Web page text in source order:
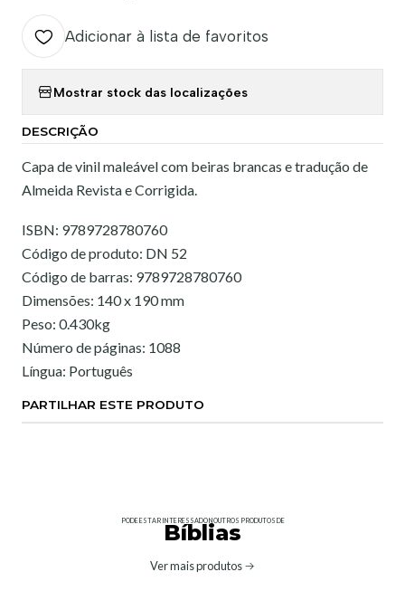
Adicionar à lista de favoritos
Mostrar stock das localizações
DESCRIÇÃO
Capa de vinil maleável com beiras brancas e tradução de
Almeida Revista e Corrigida.
ISBN: 9789728780760
Código de produto: DN 52
Código de barras: 9789728780760
Dimensões: 140 x 190 mm
Peso: 0.430kg
Número de páginas: 1088
Língua: Português
PARTILHAR ESTE PRODUTO
PODE ESTAR INTERESSADO NOUTROS PRODUTOS DE
Bíblias
Ver mais produtos